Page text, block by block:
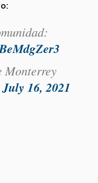
Monterrey
July 16, 2021